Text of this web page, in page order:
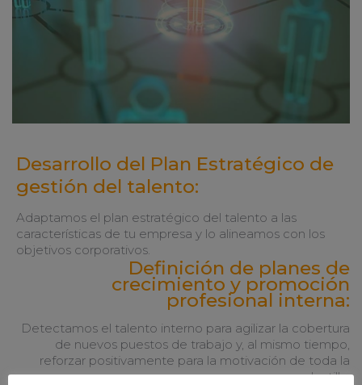
Desarrollo del Plan Estratégico de
gestión del talento:
Adaptamos el plan estratégico del talento a las
características de tu empresa y lo alineamos con los
objetivos corporativos.
Definición de planes de
crecimiento y promoción
profesional interna:
Detectamos el talento interno para agilizar la cobertura
de nuevos puestos de trabajo y, al mismo tiempo,
reforzar positivamente para la motivación de toda la
plantilla.